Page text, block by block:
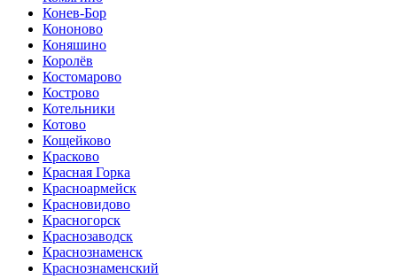
Конев-Бор
Кононово
Коняшино
Королёв
Костомарово
Кострово
Котельники
Котово
Кощейково
Красково
Красная Горка
Красноармейск
Красновидово
Красногорск
Краснозаводск
Краснознаменск
Краснознаменский